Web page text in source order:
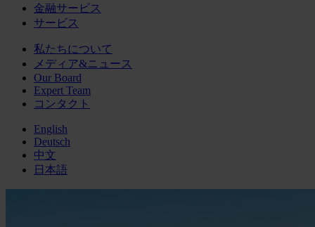
金融サービス
サービス
私たちについて
メディア&ニュース
Our Board
Expert Team
コンタクト
English
Deutsch
中文
日本語